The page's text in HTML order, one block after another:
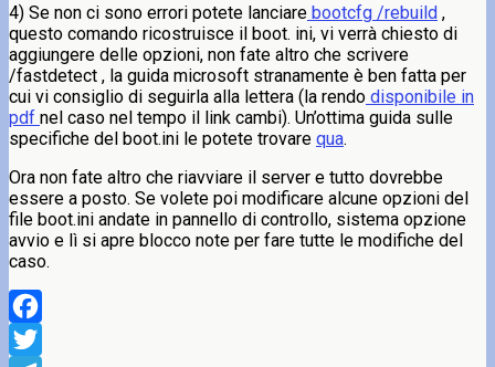
4) Se non ci sono errori potete lanciare bootcfg /rebuild ,
questo comando ricostruisce il boot. ini, vi verrà chiesto di
aggiungere delle opzioni, non fate altro che scrivere
/fastdetect , la guida microsoft stranamente è ben fatta per
cui vi consiglio di seguirla alla lettera (la rendo disponibile in
pdf nel caso nel tempo il link cambi). Un’ottima guida sulle
specifiche del boot.ini le potete trovare qua.
Ora non fate altro che riavviare il server e tutto dovrebbe
essere a posto. Se volete poi modificare alcune opzioni del
file boot.ini andate in pannello di controllo, sistema opzione
avvio e lì si apre blocco note per fare tutte le modifiche del
caso.
Facebook